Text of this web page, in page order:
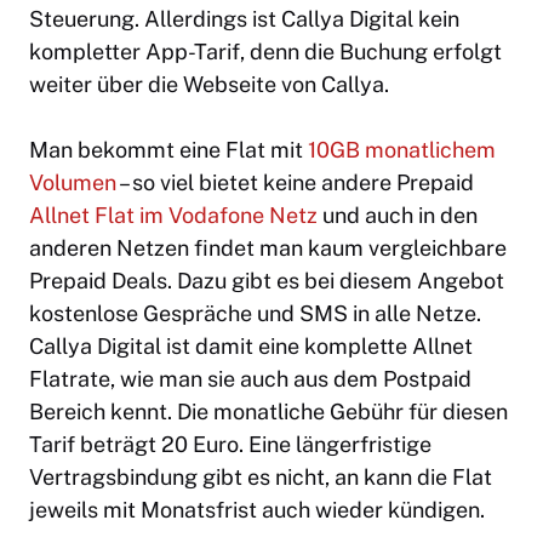
Steuerung. Allerdings ist Callya Digital kein
kompletter App-Tarif, denn die Buchung erfolgt
weiter über die Webseite von Callya.
Man bekommt eine Flat mit 10GB monatlichem
Volumen– so viel bietet keine andere Prepaid
Allnet Flat im Vodafone Netz und auch in den
anderen Netzen findet man kaum vergleichbare
Prepaid Deals. Dazu gibt es bei diesem Angebot
kostenlose Gespräche und SMS in alle Netze.
Callya Digital ist damit eine komplette Allnet
Flatrate, wie man sie auch aus dem Postpaid
Bereich kennt. Die monatliche Gebühr für diesen
Tarif beträgt 20 Euro. Eine längerfristige
Vertragsbindung gibt es nicht, an kann die Flat
jeweils mit Monatsfrist auch wieder kündigen.